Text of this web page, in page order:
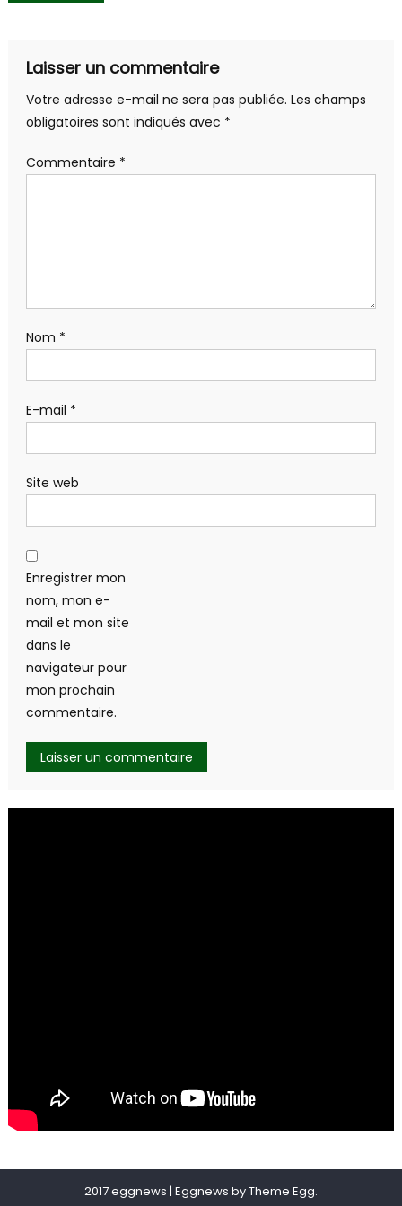
l’article
Laisser un commentaire
Votre adresse e-mail ne sera pas publiée. Les champs
obligatoires sont indiqués avec *
Commentaire *
Nom *
E-mail *
Site web
Enregistrer mon
nom, mon e-
mail et mon site
dans le
navigateur pour
mon prochain
commentaire.
2017 eggnews | Eggnews byTheme Egg.